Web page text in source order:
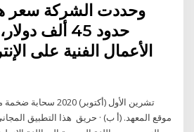
وحددت الشركة سعر
حدود 45
الأعمال الفنية على
موقع المعهد. (أ ب) · حريق هذا التطبيق